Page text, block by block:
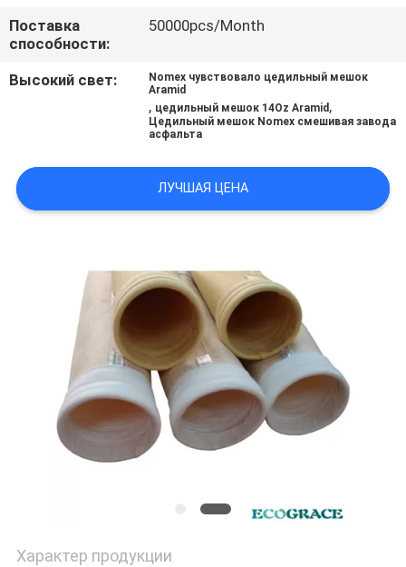
НОВОСТИ
Поставка
способности:
50000pcs/Month
Высокий свет:
Nomex чувствовало цедильный мешок
Aramid
, цедильный мешок 14Oz Aramid ,
Цедильный мешок Nomex смешивая завода
асфальта
ЛУЧШАЯ ЦЕНА
Характер продукции